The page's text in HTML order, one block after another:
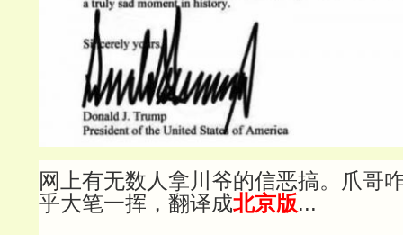
网上有无数人拿川爷的信恶搞。爪哥
乎大笔一挥，翻译成北京版...